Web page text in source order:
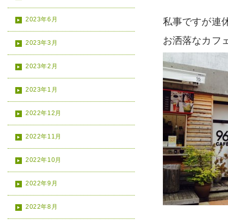
2023年6月
2023年3月
2023年2月
2023年1月
2022年12月
2022年11月
2022年10月
2022年9月
2022年8月
私事ですが連
お洒落なカフ